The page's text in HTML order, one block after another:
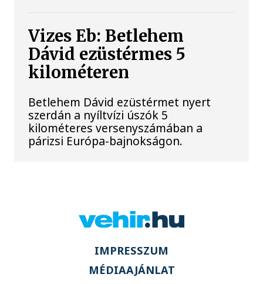
Vizes Eb: Betlehem
Dávid ezüstérmes 5
kilométeren
Betlehem Dávid ezüstérmet nyert
szerdán a nyíltvízi úszók 5
kilométeres versenyszámában a
párizsi Európa-bajnokságon.
IMPRESSZUM
MÉDIAAJÁNLAT